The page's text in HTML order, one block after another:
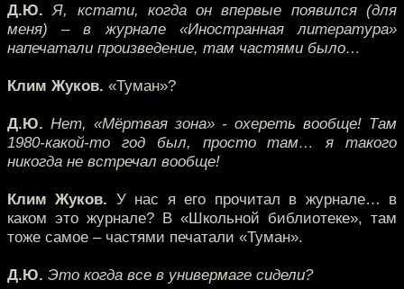
Д.Ю. Я, кстати, когда он впервые появился (для
меня) – в журнале «Иностранная литература»
напечатали произведение, там частями было…
Клим Жуков. «Туман»?
Д.Ю. Нет, «Мёртвая зона» - охереть вообще! Там
1980-какой-то год был, просто там… я такого
никогда не встречал вообще!
Клим Жуков. У нас я его прочитал в журнале… в
каком это журнале? В «Школьной библиотеке», там
тоже самое – частями печатали «Туман».
Д.Ю. Это когда все в универмаге сидели?